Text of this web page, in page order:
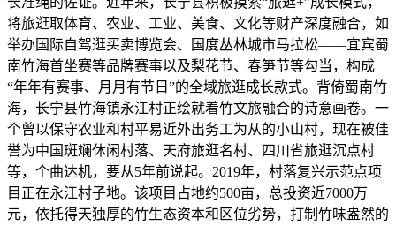
将旅逛取体育、农业、工业、美食、文化等财产深度融合，如
举办国际自驾逛买卖博览会、国度丛林城市马拉松——宜宾蜀
南竹海首坐赛等品牌赛事以及梨花节、春笋节等勾当，构成
“年年有赛事、月月有节日”的全域旅逛成长款式。背倚蜀南竹
海，长宁县竹海镇永江村正绘就着竹文旅融合的诗意画卷。一
个曾以保守农业和村平易近外出务工为从的小山村，现在被佳
誉为中国斑斓休闲村落、天府旅逛名村、四川省旅逛沉点村
等，个曲达机，要从5年前说起。2019年，村落复兴示范点项
目正在永江村子地。该项目占地约500亩，总投资近7000万
元，依托得天独厚的竹生态资本和区位劣势，打制竹味盎然的